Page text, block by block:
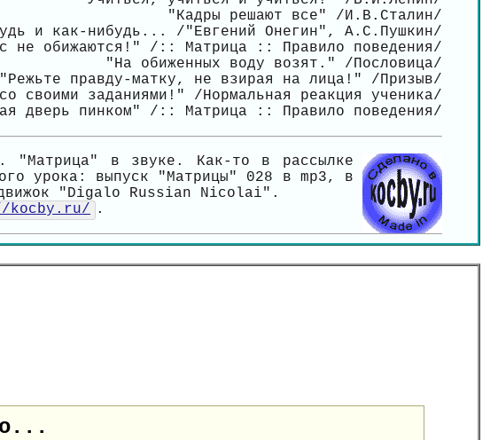
"Кадры решают все" /И.В.Сталин/
и как-нибудь... /"Евгений Онегин", А.С.Пушкин/
не обижаются!" /:: Матрица :: Правило поведения/
"На обиженных воду возят." /Пословица/
"Режьте правду-матку, не взирая на лица!" /Призыв/
своими заданиями!" /Нормальная реакция ученика/
дверь пинком" /:: Матрица :: Правило поведения/
в звуке. Как-то в рассылке
урока: выпуск "Матрицы" 028 в mp3, в
движок "Digalo Russian Nicolai".
.